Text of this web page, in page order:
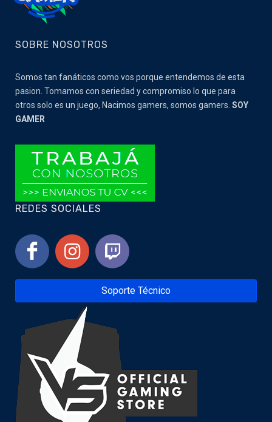
SOBRE NOSOTROS
Somos tan fanáticos como vos porque entendemos de esta
pasion. Tomamos con seriedad y compromiso lo que para
otros solo es un juego, Nacimos gamers, somos gamers. SOY
GAMER
REDES SOCIALES
Soporte Técnico